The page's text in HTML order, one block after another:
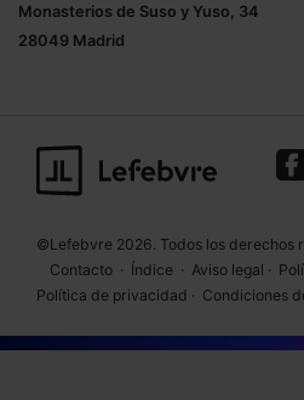
Monasterios de Suso y Yuso, 34
28049 Madrid
©Lefebvre 2026. Todos los derechos
Contacto · Índice · Aviso legal ·
Política de privacidad · Condiciones